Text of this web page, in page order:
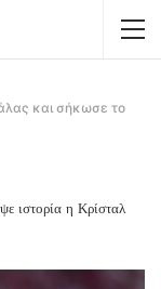
και σήκωσε το
ιστορία η Κρίσταλ